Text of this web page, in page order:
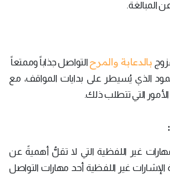
المبالغة.
بالدعابة والمرح التواصل جذاباً وممتعاً
الذي يُسيطر على بدايات المواقف، مع
الأمور التي تتطلب ذلك.
غير اللفظية التي لا تقلُّ أهميةً عن
الإشارات غير اللفظية أحد مهارات التواصل